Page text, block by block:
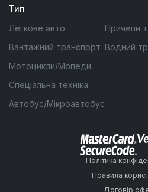
Тип
Легкове авто
Вантажний транспорт
Мотоцикли/Мопеди
Спеціальна техніка
Автобус/Мікроавтобус
Причепи
Водний
Політика
Правила
Договір